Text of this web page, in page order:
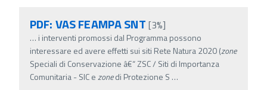
PDF: VAS FEAMPA SNT [3%]
… i interventi promossi dal Programma possono
interessare ed avere effetti sui siti Rete Natura 2020 (zone
Speciali di Conservazione â€“ ZSC / Siti di Importanza
Comunitaria - SIC ezonedi Protezione S …